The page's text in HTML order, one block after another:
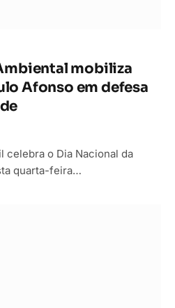
mobiliza
Afonso em defesa
celebra o Dia Nacional da
quarta-feira…